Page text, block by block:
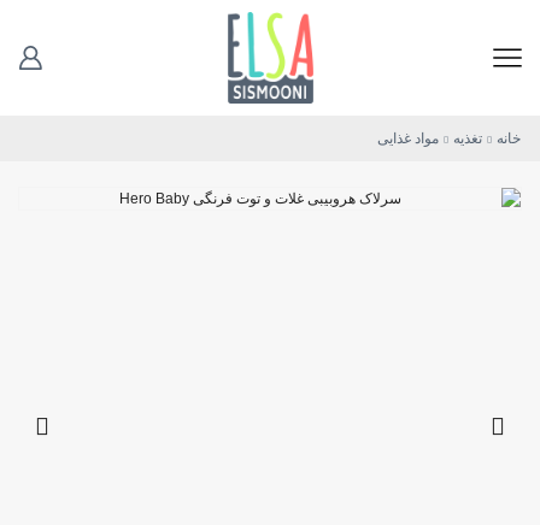
خانه تغذیه مواد غذایی